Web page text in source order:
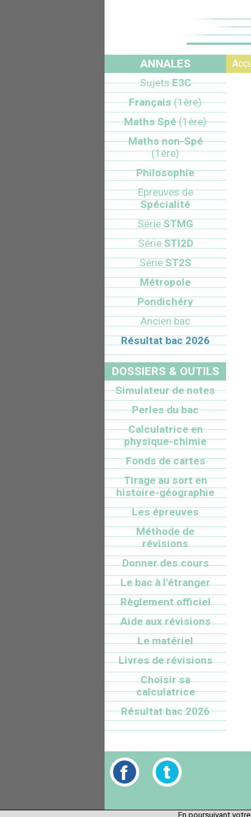
ANNALES
SujetsE3C
Français(1ère)
Maths Spé(1ère)
Maths non-Spé
(1ère)
Philosophie
Epreuves de
Spécialité
Série STMG
SérieSTI2D
Série ST2S
Métropole
Pondichéry
Ancien bac
Résultat bac 2026
DOSSIERS & OUTILS
Simulateur de notes
Perles du bac
Calculatrice en
physique-chimie
Fonds de cartes
Tirage au sort en
histoire-géographie
Les épreuves
Méthode de
révisions
Donner des cours
Le bac à l'étranger
Règlement officiel
Aide aux révisions
Le matériel
Livres de révisions
Choisir sa
calculatrice
Résultat bac 2026
En poursuivant